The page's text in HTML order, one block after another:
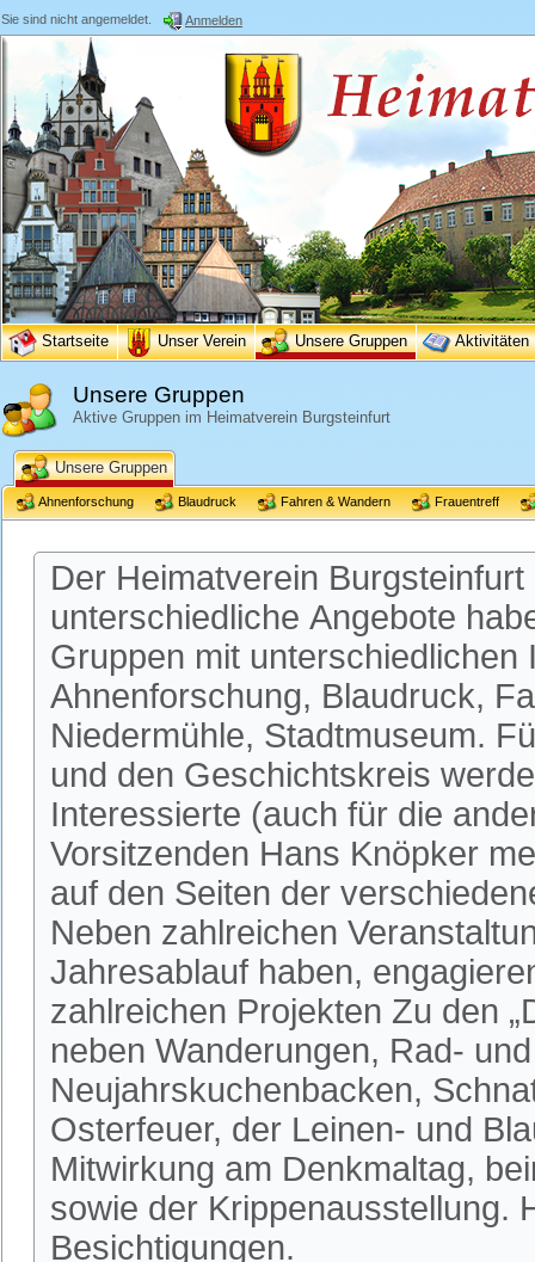
Sie sind nicht angemeldet. Anmelden
Startseite Unser Verein Unsere Gruppen Aktivitäten
Unsere Gruppen
Aktive Gruppen im Heimatverein Burgsteinfurt
Unsere Gruppen
Ahnenforschung Blaudruck Fahren & Wandern Frauentreff
Der Heimatverein
unterschiedliche Angebote
Gruppen mit
Ahnenforschung, Blaudruck,
Niedermühle, Stadtmuseum.
und den Geschichtskreis
Interessierte (auch für die
Vorsitzenden Hans Knöpker
auf den Seiten der
Neben zahlreichen
Jahresablauf haben,
zahlreichen Projekten Zu den
neben Wanderungen, Rad-
Neujahrskuchenbacken,
Osterfeuer, der Leinen- und
Mitwirkung am Denkmaltag,
sowie der Krippenausstellung.
Besichtigungen.